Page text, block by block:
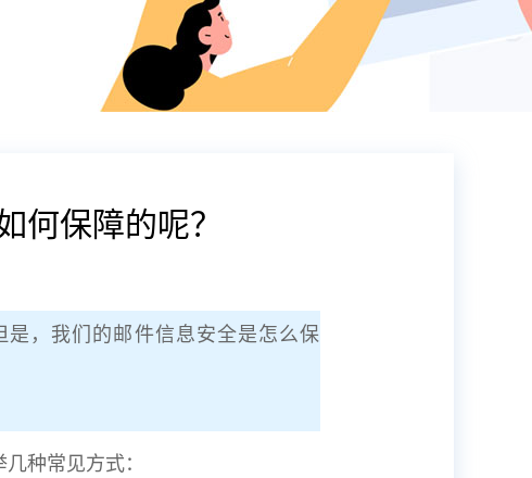
何保障的呢？
，我们的邮件信息安全是怎么保
种常见方式：